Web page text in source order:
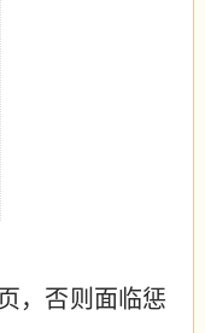
，否则面临惩